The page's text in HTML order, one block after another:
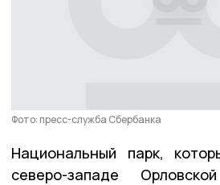
Фото: пресс-служба Сбербанка
Национальный парк,
северо-западе